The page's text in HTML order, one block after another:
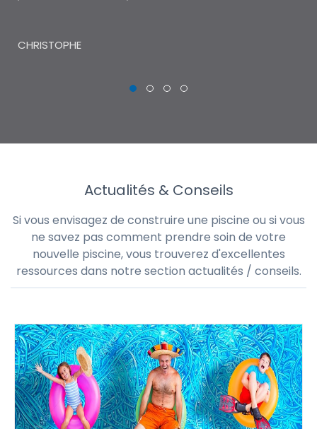
CHRISTOPHE
Actualités & Conseils
Si vous envisagez de construire une piscine ou si vous
ne savez pas comment prendre soin de votre
nouvelle piscine, vous trouverez d'excellentes
ressources dans notre section actualités / conseils.